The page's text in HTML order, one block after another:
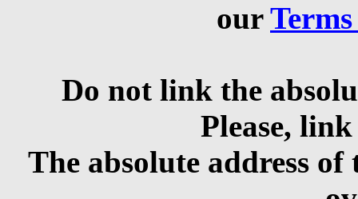
our
Do not link the
Please,
The absolute address